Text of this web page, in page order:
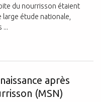
du nourrisson étaient
étude nationale,
...
après
(MSN)